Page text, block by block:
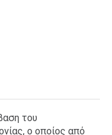
του
ο οποίος από